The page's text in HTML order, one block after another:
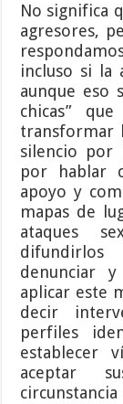
No significa
agresores,
incluso si la
aunque eso
chicas”
transformar
silencio por
por hablar
apoyo y
mapas de
ataques
difundirlos
denunciar y
aplicar este
decir
perfiles
establecer
aceptar